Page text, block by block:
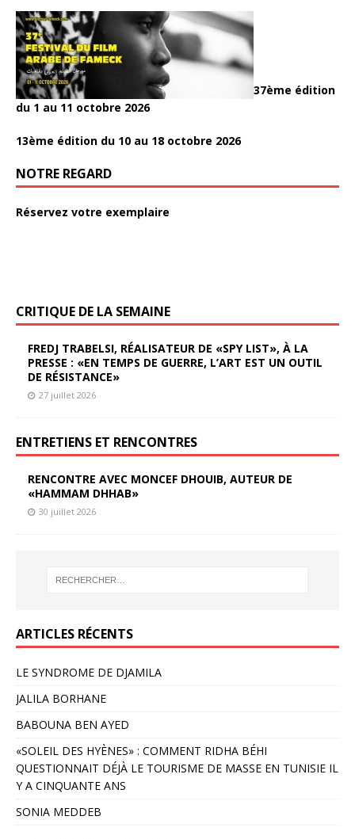
37ème édition
du 1 au 11 octobre 2026
13ème édition du 10 au 18 octobre 2026
NOTRE REGARD
Réservez votre exemplaire
CRITIQUE DE LA SEMAINE
FREDJ TRABELSI, RÉALISATEUR DE «SPY LIST», À LA
PRESSE : «EN TEMPS DE GUERRE, L’ART EST UN OUTIL
DE RÉSISTANCE»
27 juillet 2026
ENTRETIENS ET RENCONTRES
RENCONTRE AVEC MONCEF DHOUIB, AUTEUR DE
«HAMMAM DHHAB»
30 juillet 2026
ARTICLES RÉCENTS
LE SYNDROME DE DJAMILA
JALILA BORHANE
BABOUNA BEN AYED
«SOLEIL DES HYÈNES» : COMMENT RIDHA BÉHI
QUESTIONNAIT DÉJÀ LE TOURISME DE MASSE EN TUNISIE IL
Y A CINQUANTE ANS
SONIA MEDDEB